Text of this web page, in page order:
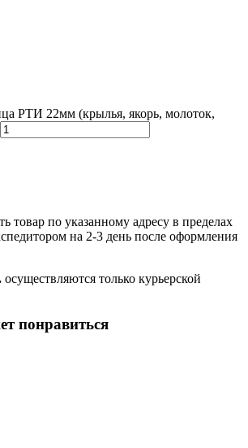
РТИ 22мм (крылья, якорь, молоток,
товар по указанному адресу в пределах
на 2-3 день после оформления
осуществляются только курьерской
понравиться